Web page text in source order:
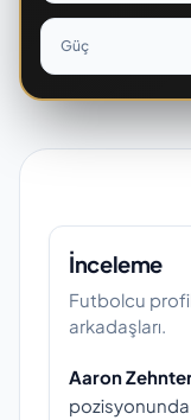
Güç
İnceleme
Futbolcu
arkadaşları.
Aaron